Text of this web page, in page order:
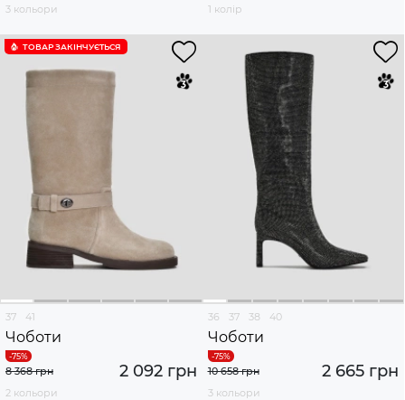
3 кольори
1 колір
ТОВАР ЗАКІНЧУЄTЬСЯ
37 41
Чоботи
2 092 грн
8 368 грн
2 кольори
36 37 38 40
Чоботи
2 665 грн
10 658 грн
3 кольори